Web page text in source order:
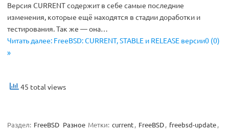
Версия CURRENT содержит в себе самые последние
изменения, которые ещё находятся в стадии доработки и
тестирования. Так же — она…
Читать далее: FreeBSD: CURRENT, STABLE и RELEASE версии0 (0)
»
45 total views
Раздел: FreeBSD Разное Метки: current, FreeBSD, freebsd-update,